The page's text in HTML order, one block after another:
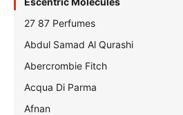
27 87 Perfumes
Abdul Samad Al Qurashi
Abercrombie Fitch
Acqua Di Parma
Afnan